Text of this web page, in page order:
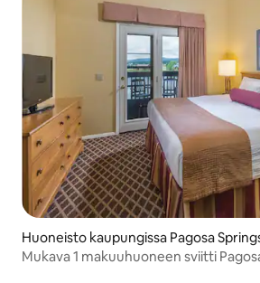
Huoneisto kaupungissa Pagosa
Mukava 1 makuuhuoneen sviitti